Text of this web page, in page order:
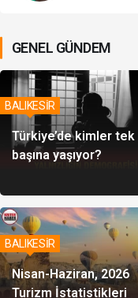
GENEL GÜNDEM
Türkiye’de kimler tek
başına yaşıyor?
BALIKESİR
Nisan-Haziran, 2026
Turizm İstatistikleri
BALIKESİR